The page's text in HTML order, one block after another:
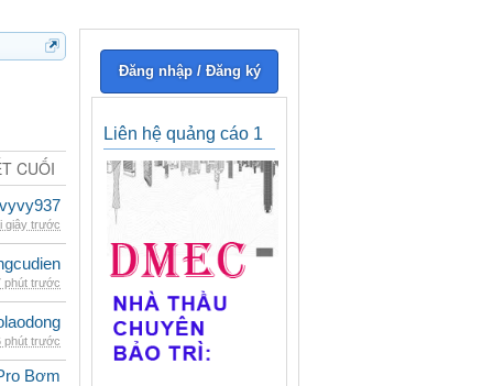
CUỐI
vyvy937
giây trước
phút trước
phút trước
Bơm
Đăng nhập / Đăng ký
Liên hệ quảng cáo 1